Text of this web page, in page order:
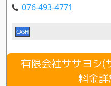
076-493-4771
CASH
有限会社ササヨシ(
料金